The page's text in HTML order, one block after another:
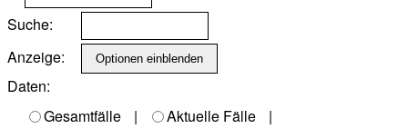
Suche:
Anzeige:
Daten:
Gesamtfälle
| Aktuelle Fälle
|